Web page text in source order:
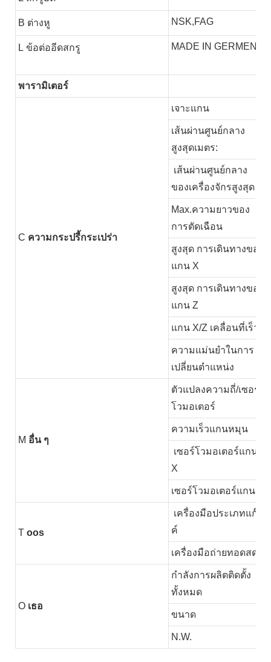
B ต่างหู NSK,FAG
L ข้อต่ออีดสกรู MADE IN GERMEN
พารามิเตอร์
C ความกระปรี้กระเปร่า
เจาะแกน
เส้นผ่านศูนย์กลาง
สูงสุดเมตร:
เส้นผ่านศูนย์กลาง
ของเครื่องจักรสูงสุด
Max.ความยาวของ
การตัดเฉือน
สูงสุด การเดินทางของ
แกน X
สูงสุด การเดินทางของ
แกน Z
แกน X/Z เคลื่อนที่เร็ว
ความแม่นยำในการ
เปลี่ยนตำแหน่ง
M อื่น ๆ
ตัวแปลงความถี่/เซอร์
โวมอเตอร์
ความเร็วแกนหมุน
เซอร์โวมอเตอร์แกน
X
เซอร์โวมอเตอร์แกน Z
T oos
เครื่องมือประเภทแก๊ง
ค์
เครื่องมือถ่ายทอดสด
O เธอ
กำลังการผลิตติดตั้ง
ทั้งหมด
ขนาด
N.W.